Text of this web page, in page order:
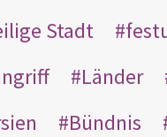
Stadt
Länder
Bündnis